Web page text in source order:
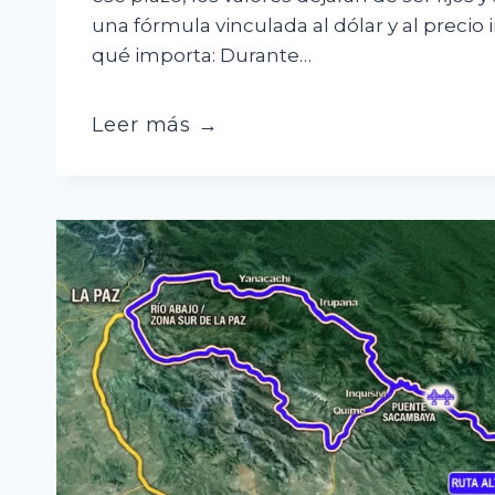
una fórmula vinculada al dólar y al precio
qué importa: Durante…
Leer más →
Gasolina
congelados
por
seis
meses
más
y
luego
atados
al